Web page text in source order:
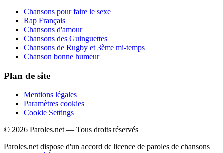
Chansons pour faire le sexe
Rap Français
Chansons d'amour
Chansons des Guinguettes
Chansons de Rugby et 3ème mi-temps
Chanson bonne humeur
Plan de site
Mentions légales
Paramètres cookies
Cookie Settings
© 2026 Paroles.net — Tous droits réservés
Paroles.net dispose d'un accord de licence de paroles de chansons